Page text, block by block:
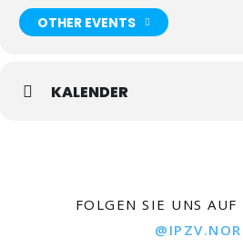
OTHER EVENTS
KALENDER
FOLGEN SIE UNS AUF